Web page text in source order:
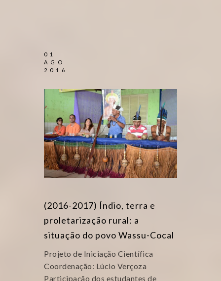
01
AGO
2016
(2016-2017) Índio, terra e
proletarização rural: a
situação do povo Wassu-Cocal
Projeto de Iniciação Científica
Coordenação: Lúcio Verçoza
Participação dos estudantes de